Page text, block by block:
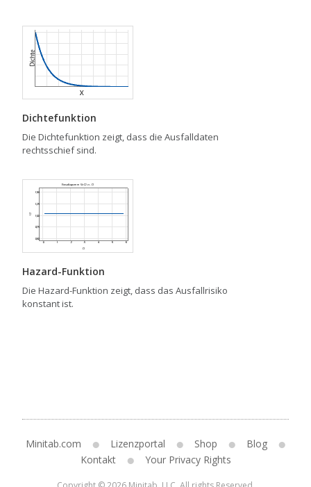
Dichtefunktion
Die Dichtefunktion zeigt, dass die Ausfalldaten
rechtsschief sind.
Hazard-Funktion
Die Hazard-Funktion zeigt, dass das Ausfallrisiko
konstant ist.
Minitab.com Lizenzportal Shop
Blog
Kontakt
Your Privacy Rights